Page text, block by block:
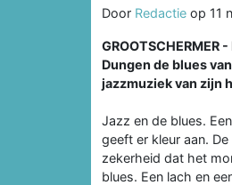
Door Redactie op 11
Dungen de blues
jazzmuziek van zijn
Jazz en de blues.
geeft er kleur aan.
zekerheid dat het
blues. Een lach en